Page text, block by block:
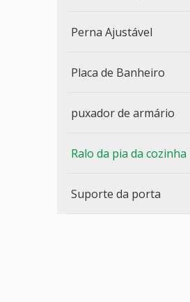
Perna Ajustável
Placa de Banheiro
puxador de armário
Ralo da pia da cozinha
Suporte da porta